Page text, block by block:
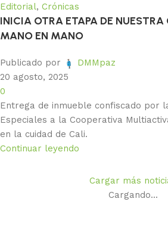
Editorial, Crónicas
INICIA OTRA ETAPA DE NUESTRA
MANO EN MANO
Publicado por
DMMpaz
20 agosto, 2025
0
Entrega de inmueble confiscado por
Especiales a la Cooperativa
en la cuidad de Cali.
Continuar leyendo
Cargar más
Cargando...